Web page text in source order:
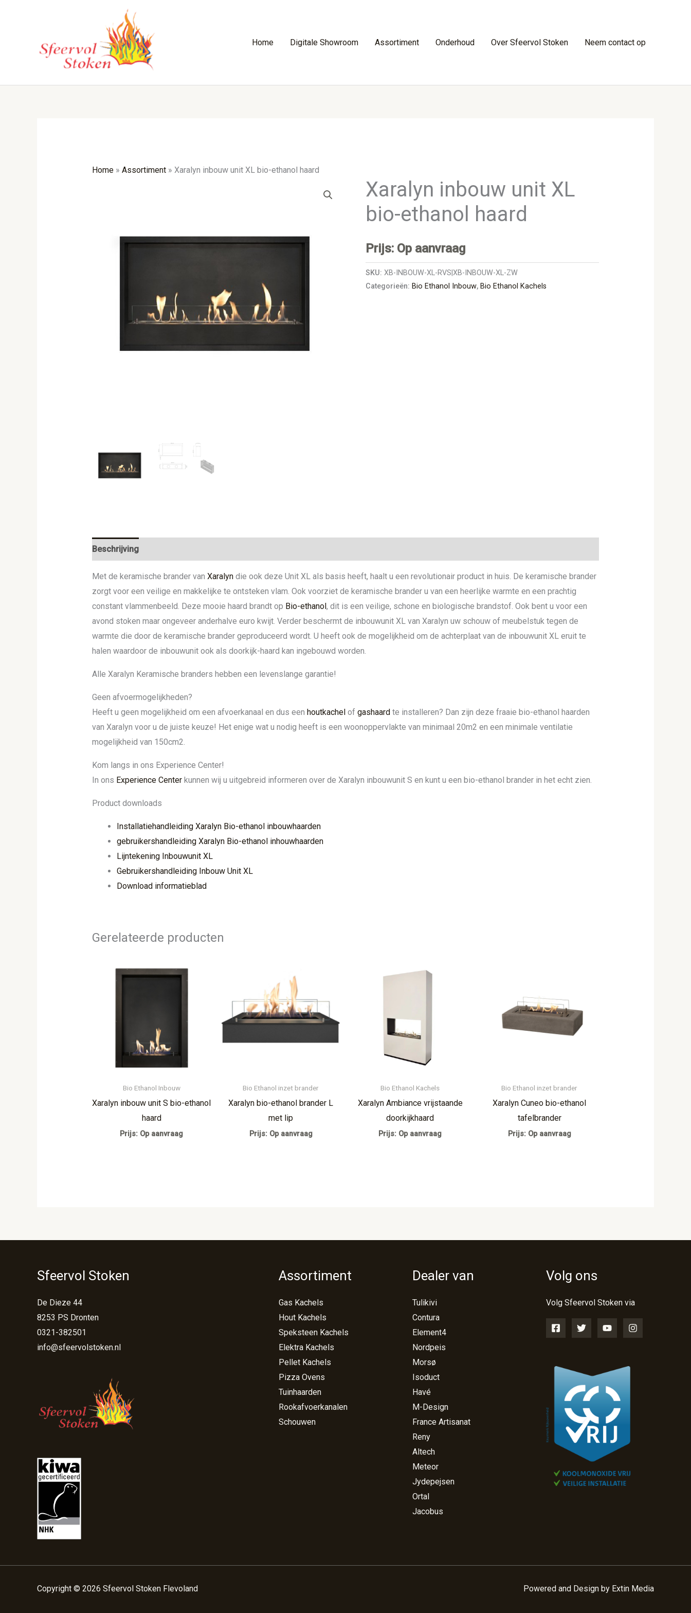
Home Digitale Showroom Assortiment Onderhoud Over Sfeervol Stoken Neem contact op
Home» Assortiment» Xaralyn inbouw unit XL bio-ethanol haard
Xaralyn inbouw unit XL
bio-ethanol haard
Prijs: Op aanvraag
SKU:XB-INBOUW-XL-RVS|XB-INBOUW-XL-ZW
Categorieën: Bio Ethanol Inbouw, Bio Ethanol Kachels
Beschrijving
Met de keramische brander van Xaralyndie ook deze Unit XL als basis heeft, haalt u een revolutionair product in huis. De keramische brander
zorgt voor een veilige en makkelijke te ontsteken vlam. Ook voorziet de keramische brander u van een heerlijke warmte en een prachtig
constant vlammenbeeld. Deze mooie haard brandt op Bio-ethanol , dit is een veilige, schone en biologische brandstof. Ook bent u voor een
avond stoken maar ongeveer anderhalve euro kwijt. Verder beschermt de inbouwunit XL van Xaralyn uw schouw of meubelstuk tegen de
warmte die door de keramische brander geproduceerd wordt. U heeft ook de mogelijkheid om de achterplaat van de inbouwunit XL eruit te
halen waardoor de inbouwunit ook als doorkijk-haard kan ingebouwd worden.
Alle Xaralyn Keramische branders hebben een levenslange garantie!
Geen afvoermogelijkheden?
Heeft u geen mogelijkheid om een afvoerkanaal en dus een houtkachel of gashaard te installeren? Dan zijn deze fraaie bio-ethanol haarden
van Xaralyn voor u de juiste keuze! Het enige wat u nodig heeft is een woonoppervlakte van minimaal 20m2 en een minimale ventilatie
mogelijkheid van 150cm2.
Kom langs in ons Experience Center!
In ons Experience Centerkunnen wij u uitgebreid informeren over de Xaralyn inbouwunit S en kunt u een bio-ethanol brander in het echt zien.
Product downloads
Installatiehandleiding Xaralyn Bio-ethanol inbouwhaarden
gebruikershandleiding Xaralyn Bio-ethanol inhouwhaarden
Lijntekening Inbouwunit XL
Gebruikershandleiding Inbouw Unit XL
Download informatieblad
Gerelateerde producten
Bio Ethanol Inbouw
Xaralyn inbouw unit S bio-ethanol
haard
Prijs: Op aanvraag
Bio Ethanol inzet brander
Xaralyn bio-ethanol brander L
met lip
Prijs: Op aanvraag
Bio Ethanol Kachels
Xaralyn Ambiance vrijstaande
doorkijkhaard
Prijs: Op aanvraag
Bio Ethanol inzet brander
Xaralyn Cuneo bio-ethanol
tafelbrander
Prijs: Op aanvraag
Sfeervol Stoken
De Dieze 44
8253 PS Dronten
0321-382501
info@sfeervolstoken.nl
Assortiment
Gas Kachels
Hout Kachels
Speksteen Kachels
Elektra Kachels
Pellet Kachels
Pizza Ovens
Tuinhaarden
Rookafvoerkanalen
Schouwen
Dealer van
Tulikivi
Contura
Element4
Nordpeis
Morsø
Isoduct
Havé
M-Design
France Artisanat
Reny
Altech
Meteor
Jydepejsen
Ortal
Jacobus
Volg ons
Volg Sfeervol Stoken via
Copyright © 2026 Sfeervol Stoken Flevoland Powered and Design by Extin Media